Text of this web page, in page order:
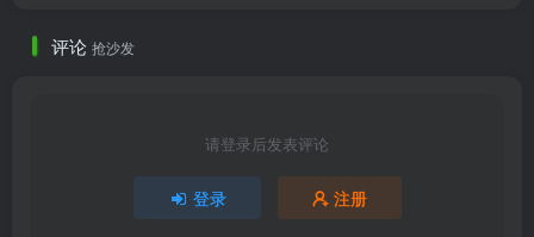
评论 抢沙发
请登录后发表评论
登录 注册